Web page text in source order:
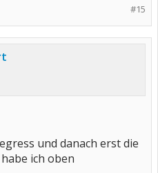
#15
und danach erst die
ich oben